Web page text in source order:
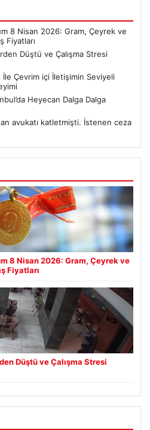
8 Nisan 2026: Gram, Çeyrek ve
Fiyatları
Düştü ve Çalışma Stresi
Çevrim içi İletişimin Seviyeli
Heyecan Dalga Dalga
avukatı katletmişti. İstenen ceza
8 Nisan 2026: Gram, Çeyrek ve
Fiyatları
Düştü ve Çalışma Stresi